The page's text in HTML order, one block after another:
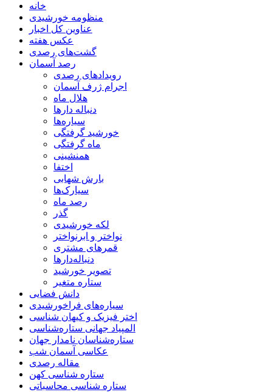
خانه
منظومه خورشیدی
عناوین کل اخبار
عکس هفته
گشت‌های رصدی
رصد آسمان
رویدادهای رصدی
اجرام ژرف آسمان
هلال ماه
دنباله دارها
سیاره‌ها
خورشید گرفتگی
ماه گرفتگی
همنشینی
اختفا
بارش شهابی
سیارک‌ها
رصد ماه
گذر
لکه خورشیدی
نواختر و ابرنواختر
قمرهای مشتری
دنباله‌دارها
تصویر خورشید
ستاره متغیر
دانش فضایی
سیاره‌های فراخورشیدی
اختر فیزیک و کیهان شناسی
المپیاد جهانی ستاره‌شناسی
ستاره‌شناسان نامدار جهان
عکاسی آسمان شب
مقاله رصدی
ستاره شناسی کهن
ستاره شناسی محاسباتی